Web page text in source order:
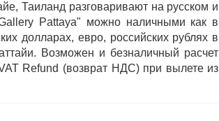
Таиланд разговаривают на русском и
Pattaya" можно наличными как в
долларах, евро, российских рублях в
Возможен и безналичный расчет
Refund (возврат НДС) при вылете из